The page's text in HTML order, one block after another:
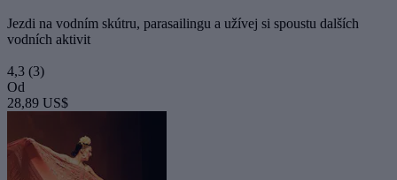
Jezdi na vodním skútru, parasailingu a užívej si spoustu dalších
vodních aktivit
4,3 (3)
Od
28,89 US$